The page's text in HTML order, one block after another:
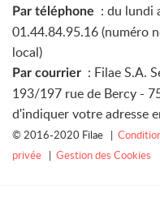
Par téléphone : du lundi
01.44.84.95.16 (numéro
local)
Par courrier : Filae S.A.
193/197 rue de Bercy -
d'indiquer votre adresse
© 2016-2020 Filae |
privée | Gestion des Cookies